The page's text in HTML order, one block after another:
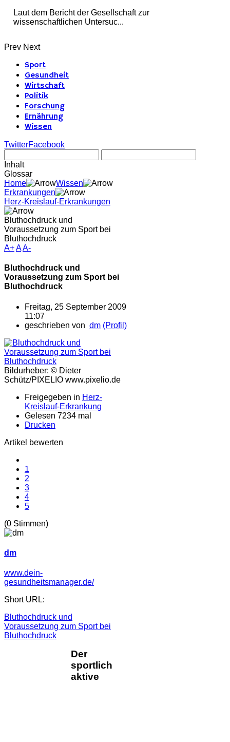
Laut dem Bericht der Gesellschaft zur
wissenschaftlichen Untersuc...
Prev Next
Sport
Gesundheit
Wirtschaft
Politik
Forschung
Ernährung
Wissen
TwitterFacebook
Inhalt
Glossar
Home
Wissen
Erkrankungen
Herz-Kreislauf-Erkrankungen
Bluthochdruck und
Voraussetzung zum Sport bei
Bluthochdruck
A+AA-
Bluthochdruck und
Voraussetzung zum Sport bei
Bluthochdruck
Freitag, 25 September 2009
11:07
geschrieben von dm (Profil)
Bildurheber: © Dieter
Schütz/PIXELIO www.pixelio.de
Freigegeben in Herz-
Kreislauf-Erkrankung
Gelesen 7234 mal
Drucken
Artikel bewerten
1
2
3
4
5
(0 Stimmen)
dm
www.dein-
gesundheitsmanager.de/
Short URL:
Bluthochdruck und
Voraussetzung zum Sport bei
Bluthochdruck
Der
sportlich
aktive